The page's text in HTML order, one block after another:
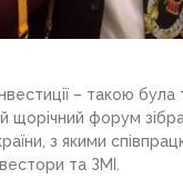
– такою
щорічний форум
з якими
та ЗМІ.